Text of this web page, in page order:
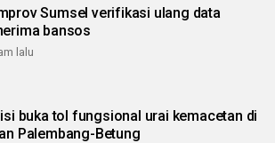
Sumsel verifikasi ulang data
bansos
lalu
buka tol fungsional urai kemacetan di
Palembang-Betung